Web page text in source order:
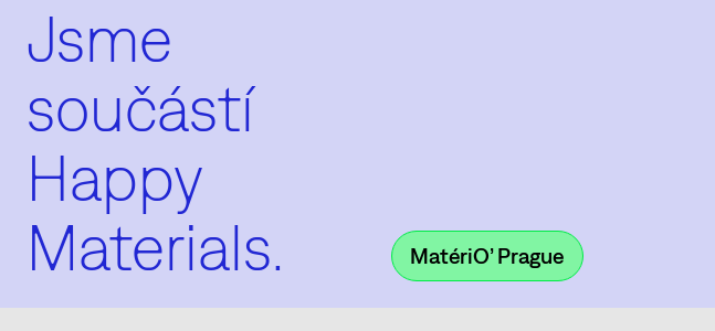
Jsme
součástí
Happy
Materials.
MatériO’ Prague